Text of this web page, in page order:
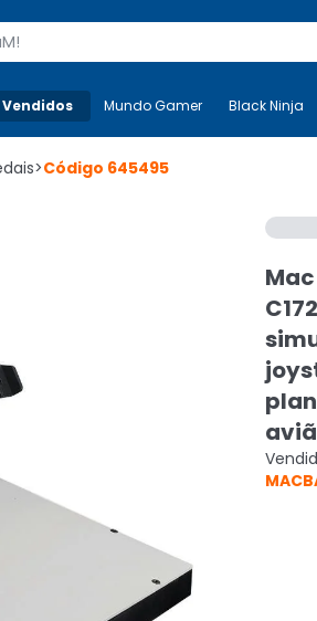
Mais-v- Mundo Gamer
Mundo Gamer Black Ninja
>Código 645495